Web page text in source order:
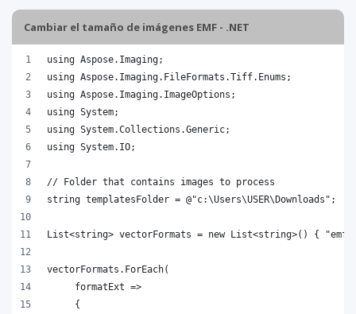
Cambiar el tamaño de imágenes EMF - .NET